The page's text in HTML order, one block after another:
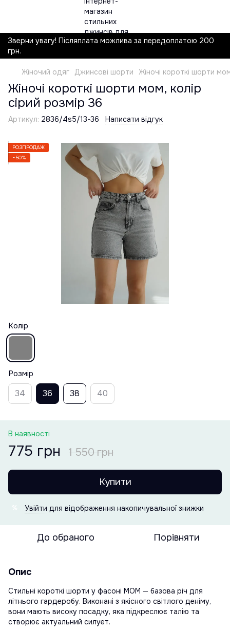
Зверни увагу! Післяплата можлива за передоплатою 200
грн.
Жіночий одяг Джинсові шорти Жіночі короткі шорти
Жіночі короткі шорти мом, колір
сірий розмір 36
Артикул: 2836/4s5/13-36 Написати відгук
РОЗПРОДАЖ
−50%
Колір
Розмір
34 36 38 40
В наявності
775 грн 1 550 грн
Купити
Увійти для відображення накопичувальної знижки
До обраного Порівняти
Опис
Стильні короткі шорти у фасоні MOM — базова річ для
літнього гардеробу. Виконані з якісного світлого деніму,
вони мають високу посадку, яка підкреслює талію та
створює актуальний силует.